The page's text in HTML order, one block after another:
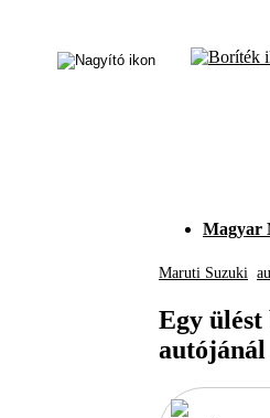
Magyar
Maruti Suzuki
Egy ülést
autójánál